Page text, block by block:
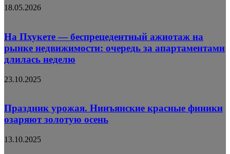
18.05.2026
На Пхукете — беспрецедентный ажиотаж на
рынке недвижимости: очередь за апартаментами
длилась неделю
23.10.2025
Праздник урожая. Нинъянские красные финики
озаряют золотую осень
13.10.2025